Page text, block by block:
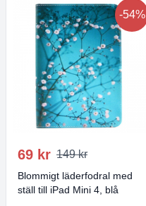
-54%
69 kr 149 kr
Blommigt läderfodral med
ställ till iPad Mini 4, blå